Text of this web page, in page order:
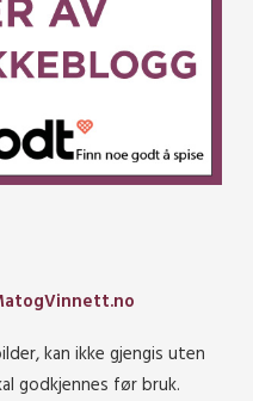
kan ikke gjengis uten
godkjennes før bruk.